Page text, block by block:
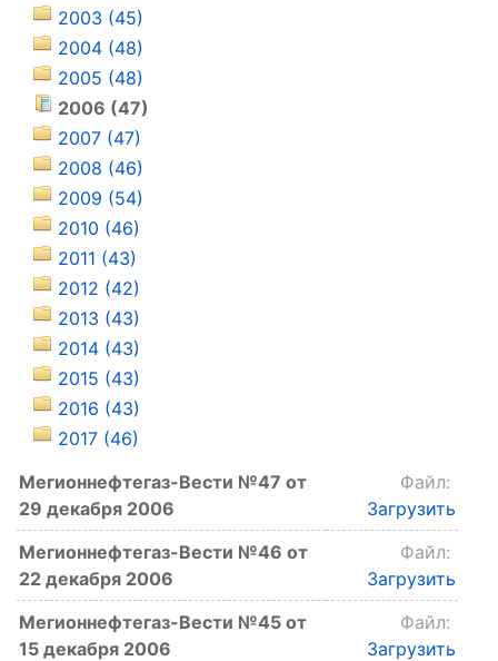
2003 (45)
2004 (48)
2005 (48)
2006 (47)
2007 (47)
2008 (46)
2009 (54)
2010 (46)
2011 (43)
2012 (42)
2013 (43)
2014 (43)
2015 (43)
2016 (43)
2017 (46)
Мегионнефтегаз-Вести №47 от
29 декабря 2006
Файл:
Загрузить
Мегионнефтегаз-Вести №46 от
22 декабря 2006
Файл:
Загрузить
Мегионнефтегаз-Вести №45 от
15 декабря 2006
Файл:
Загрузить